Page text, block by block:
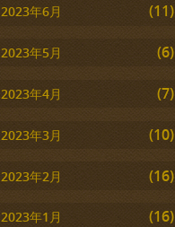
2023年6月 (11)
2023年5月 (6)
2023年4月 (7)
2023年3月 (10)
2023年2月 (16)
2023年1月 (16)